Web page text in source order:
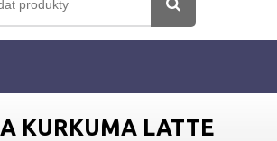
KURKUMA LATTE